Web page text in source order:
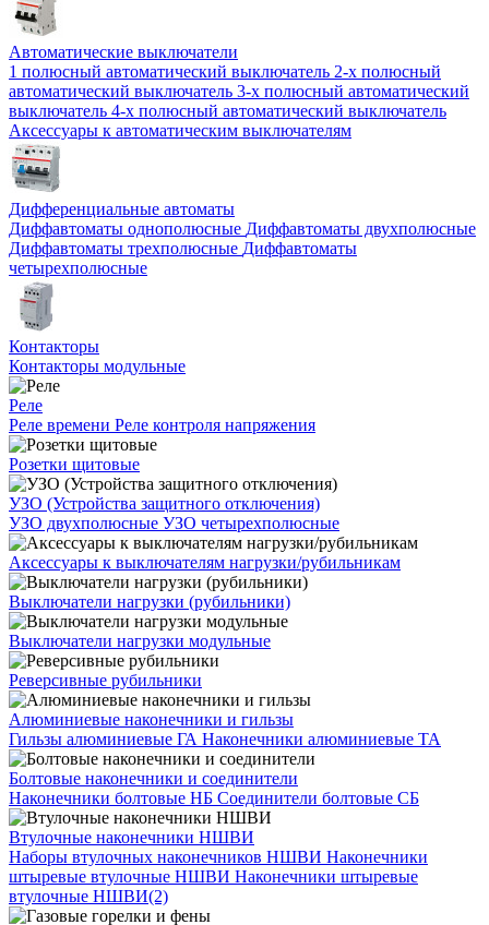
Автоматические выключатели
1 полюсный автоматический выключатель 2-х полюсный
автоматический выключатель 3-х полюсный автоматический
выключатель 4-х полюсный автоматический выключатель
Аксессуары к автоматическим выключателям
Дифференциальные автоматы
Диффавтоматы однополюсные Диффавтоматы двухполюсные
Диффавтоматы трехполюсные Диффавтоматы
четырехполюсные
Контакторы
Контакторы модульные
Реле
Реле времени Реле контроля напряжения
Розетки щитовые
УЗО (Устройства защитного отключения)
УЗО двухполюсные УЗО четырехполюсные
Аксессуары к выключателям нагрузки/рубильникам
Выключатели нагрузки (рубильники)
Выключатели нагрузки модульные
Реверсивные рубильники
Алюминиевые наконечники и гильзы
Гильзы алюминиевые ГА Наконечники алюминиевые ТА
Болтовые наконечники и соединители
Наконечники болтовые НБ Соединители болтовые СБ
Втулочные наконечники НШВИ
Наборы втулочных наконечников НШВИ Наконечники
штыревые втулочные НШВИ Наконечники штыревые
втулочные НШВИ(2)